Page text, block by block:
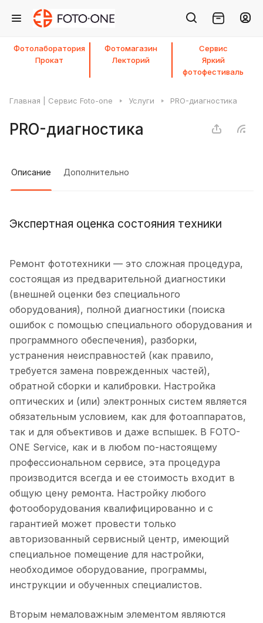
Фотолаборатория Фотомагазин
Сервис
Прокат
Лекторий
Яркий
фотофестиваль
Главная | Сервис Foto-one Услуги PRO-диагностика
PRO-диагностика
Описание Дополнительно
Экспертная оценка состояния техники
Ремонт фототехники — это сложная процедура,
состоящая из предварительной диагностики
(внешней оценки без специального
оборудования), полной диагностики (поиска
ошибок с помощью специального оборудования и
программного обеспечения), разборки,
устранения неисправностей (как правило,
требуется замена поврежденных частей),
обратной сборки и калибровки. Настройка
оптических и (или) электронных систем является
обязательным условием, как для фотоаппаратов,
так и для объективов и даже вспышек. В FOTO-
ONE Service, как и в любом по-настоящему
профессиональном сервисе, эта процедура
производится всегда и ее стоимость входит в
общую цену ремонта. Настройку любого
фотооборудования квалифицированно и с
гарантией может провести только
авторизованный сервисный центр, имеющий
специальное помещение для настройки,
необходимое оборудование, программы,
инструкции и обученных специалистов.
Вторым немаловажным элементом являются